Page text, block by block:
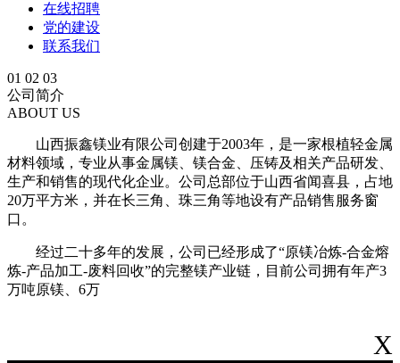
在线招聘
党的建设
联系我们
01 02 03
公司简介
ABOUT US
山西振鑫镁业有限公司创建于2003年，是一家根植轻金属
材料领域，专业从事金属镁、镁合金、压铸及相关产品研发、
生产和销售的现代化企业。公司总部位于山西省闻喜县，占地
20万平方米，并在长三角、珠三角等地设有产品销售服务窗
口。
经过二十多年的发展，公司已经形成了“原镁冶炼-合金熔
炼-产品加工-废料回收”的完整镁产业链，目前公司拥有年产3
万吨原镁、6万
X